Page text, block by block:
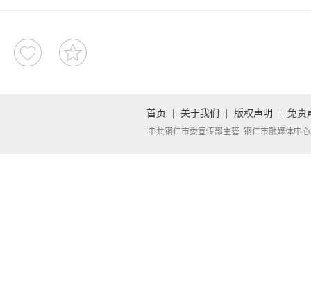
首页 关于我们 版权声明 免责
中共铜仁市委宣传部主管 铜仁市融媒体中心